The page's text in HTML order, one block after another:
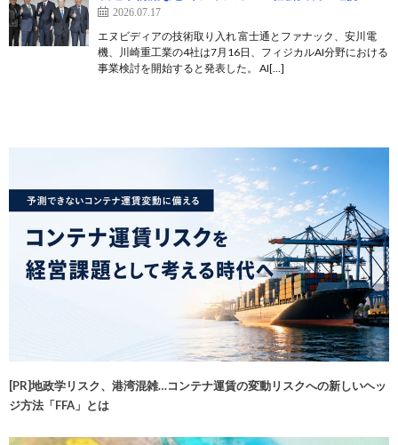
2026.07.17
エヌビディアの技術取り入れ 富士通とファナック、安川電
機、川崎重工業の4社は7月16日、フィジカルAI分野における
事業検討を開始すると発表した。 AI[…]
[PR]地政学リスク、港湾混雑…コンテナ運賃の変動リスクへの新しいヘッ
ジ方法「FFA」とは